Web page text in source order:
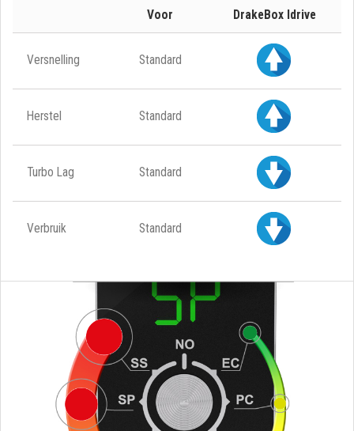
Voor DrakeBox Idrive
Versnelling Standard
Herstel Standard
Turbo Lag Standard
Verbruik Standard